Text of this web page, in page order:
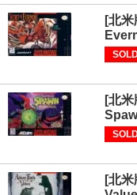
[北
[北
[北